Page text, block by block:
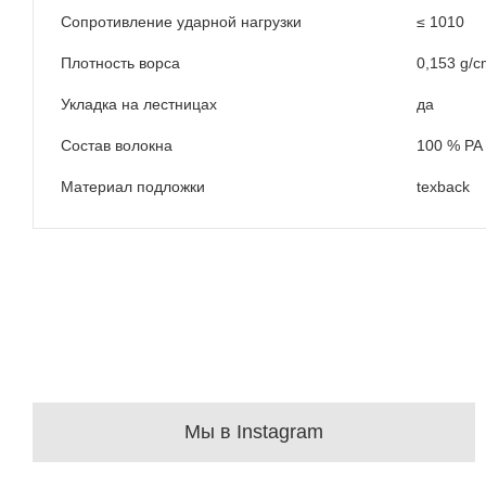
Сопротивление ударной нагрузки ≤ 1010
Плотность ворса 0,153 g/
Укладка на лестницах да
Состав волокна 100 % PA
Материал подложки texback
Мы в Instagram